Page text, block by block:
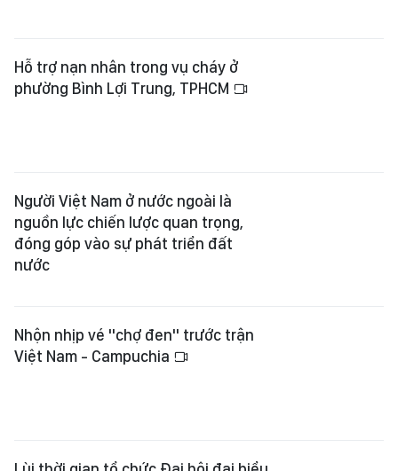
Hỗ trợ nạn nhân trong vụ cháy ở
phường Bình Lợi Trung, TPHCM
Người Việt Nam ở nước ngoài là
nguồn lực chiến lược quan trọng,
đóng góp vào sự phát triển đất
nước
Nhộn nhịp vé "chợ đen" trước trận
Việt Nam - Campuchia